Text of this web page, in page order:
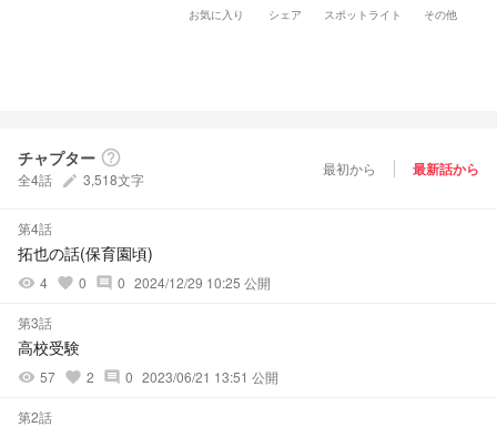
お気に入り シェア スポットライト その他
チャプター help_outline
全4話 create 3,518文字
最初から 最新話から
第4話
拓也の話(保育園頃)
visibility 4 favorite 0 comment 0 2024/12/29 10:25 公開
第3話
高校受験
visibility 57 favorite 2 comment 0 2023/06/21 13:51 公開
第2話